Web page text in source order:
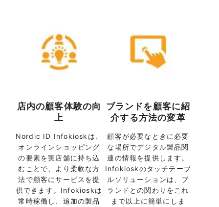
店内の顧客体験の向
上
Nordic ID Infokioskは、
オンラインショッピング
の要素を実店舗に持ち込
むことで、より柔軟な方
法で顧客にサービスを提
供できます。Infokioskは
常時稼働し、追加の製品
ブランドを顧客に紹
介する方法の変革
顧客が必要なときに必要
な場所でデジタル製品関
連の情報を提供します。
Infokioskのタッチテーブ
ルソリューションは、ブ
ランドとの関わりをこれ
まで以上に簡単にしま